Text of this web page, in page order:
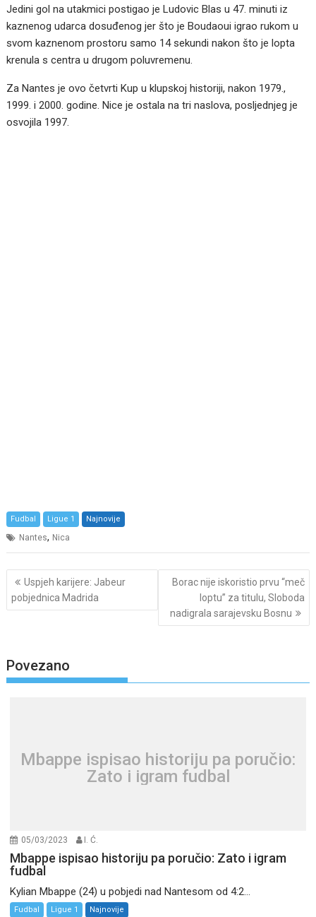
Jedini gol na utakmici postigao je Ludovic Blas u 47. minuti iz
kaznenog udarca dosuđenog jer što je Boudaoui igrao rukom u
svom kaznenom prostoru samo 14 sekundi nakon što je lopta
krenula s centra u drugom poluvremenu.
Za Nantes je ovo četvrti Kup u klupskoj historiji, nakon 1979.,
1999. i 2000. godine. Nice je ostala na tri naslova, posljednjeg je
osvojila 1997.
Fudbal Ligue 1 Najnovije
Nantes, Nica
Post
navigation
Uspjeh karijere: Jabeur
pobjednica Madrida
Borac nije iskoristio prvu “meč
loptu” za titulu, Sloboda
nadigrala sarajevsku Bosnu
Povezano
Mbappe ispisao historiju pa poručio:
Zato i igram fudbal
05/03/2023 I. Ć.
Mbappe ispisao historiju pa poručio: Zato i igram
fudbal
Kylian Mbappe (24) u pobjedi nad Nantesom od 4:2...
Fudbal Ligue 1 Najnovije